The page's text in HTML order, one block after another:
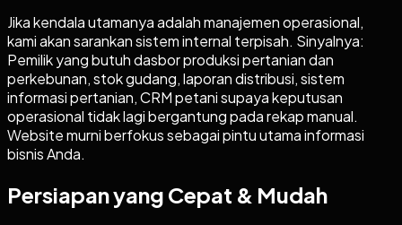
Jika kendala utamanya adalah manajemen operasional,
kami akan sarankan sistem internal terpisah. Sinyalnya:
Pemilik yang butuh dasbor produksi pertanian dan
perkebunan, stok gudang, laporan distribusi, sistem
informasi pertanian, CRM petani supaya keputusan
operasional tidak lagi bergantung pada rekap manual.
Website murni berfokus sebagai pintu utama informasi
bisnis Anda.
Persiapan yang Cepat & Mudah